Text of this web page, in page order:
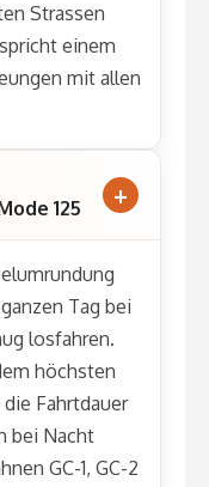
Strassen
einem
mit allen
125
Tag bei
losfahren.
höchsten
Fahrtdauer
bei Nacht
GC-1, GC-2